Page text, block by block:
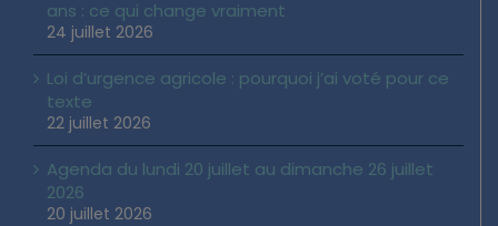
ans : ce qui change vraiment
24 juillet 2026
Loi d’urgence agricole : pourquoi j’ai voté pour ce
texte
22 juillet 2026
Agenda du lundi 20 juillet au dimanche 26 juillet
2026
20 juillet 2026